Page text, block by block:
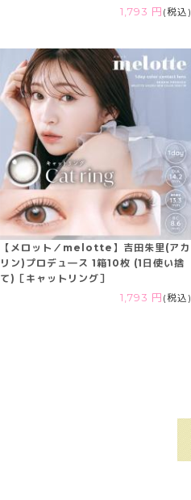
1,793 円 (税込)
【メロット／melotte】吉田朱里(アカ
リン)プロデュ―ス 1箱10枚 (1日使い捨
て)［キャットリング］
1,793 円 (税込)